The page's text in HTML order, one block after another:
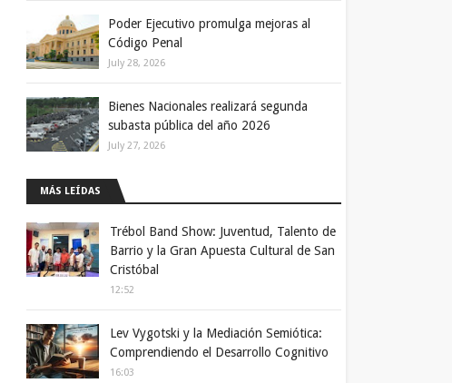
Poder Ejecutivo promulga mejoras al
Código Penal
July 28, 2026
Bienes Nacionales realizará segunda
subasta pública del año 2026
July 27, 2026
MÁS LEÍDAS
Trébol Band Show: Juventud, Talento de
Barrio y la Gran Apuesta Cultural de San
Cristóbal
12:52
Lev Vygotski y la Mediación Semiótica:
Comprendiendo el Desarrollo Cognitivo
16:03